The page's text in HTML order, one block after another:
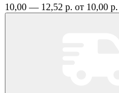
10,00 — 12,52 р. от 10,00 р.